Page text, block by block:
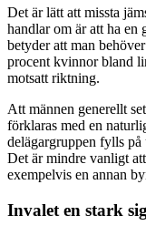
Det är lätt att missta
handlar om är att ha en
betyder att man
procent kvinnor bland
motsatt riktning.
Att männen generellt
förklaras med en
delägargruppen fylls på
Det är mindre vanligt
exempelvis en annan
Invalet en stark